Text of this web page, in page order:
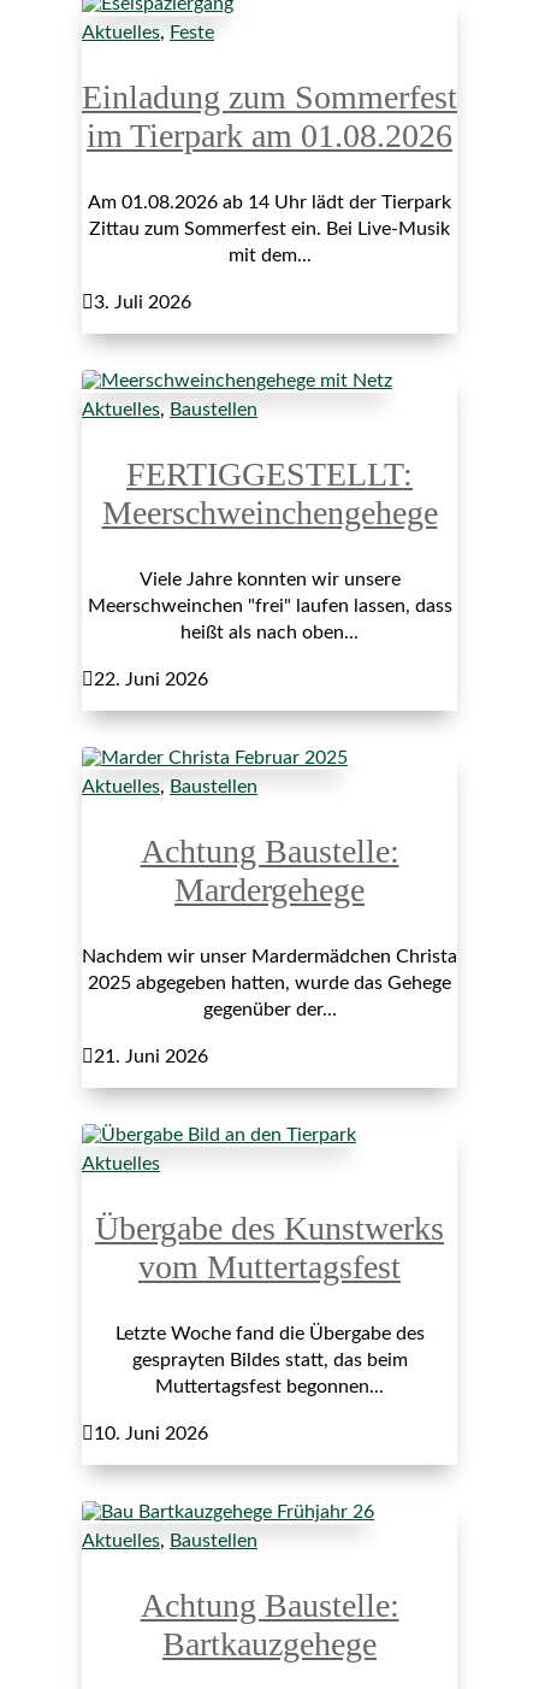
Aktuelles, Feste
Einladung zum Sommerfest
im Tierpark am 01.08.2026
Am 01.08.2026 ab 14 Uhr lädt der Tierpark
Zittau zum Sommerfest ein. Bei Live-Musik
mit dem...
3. Juli 2026
Aktuelles, Baustellen
FERTIGGESTELLT:
Meerschweinchengehege
Viele Jahre konnten wir unsere
Meerschweinchen "frei" laufen lassen, dass
heißt als nach oben...
22. Juni 2026
Aktuelles, Baustellen
Achtung Baustelle:
Mardergehege
Nachdem wir unser Mardermädchen Christa
2025 abgegeben hatten, wurde das Gehege
gegenüber der...
21. Juni 2026
Aktuelles
Übergabe des Kunstwerks
vom Muttertagsfest
Letzte Woche fand die Übergabe des
gesprayten Bildes statt, das beim
Muttertagsfest begonnen...
10. Juni 2026
Aktuelles, Baustellen
Achtung Baustelle:
Bartkauzgehege